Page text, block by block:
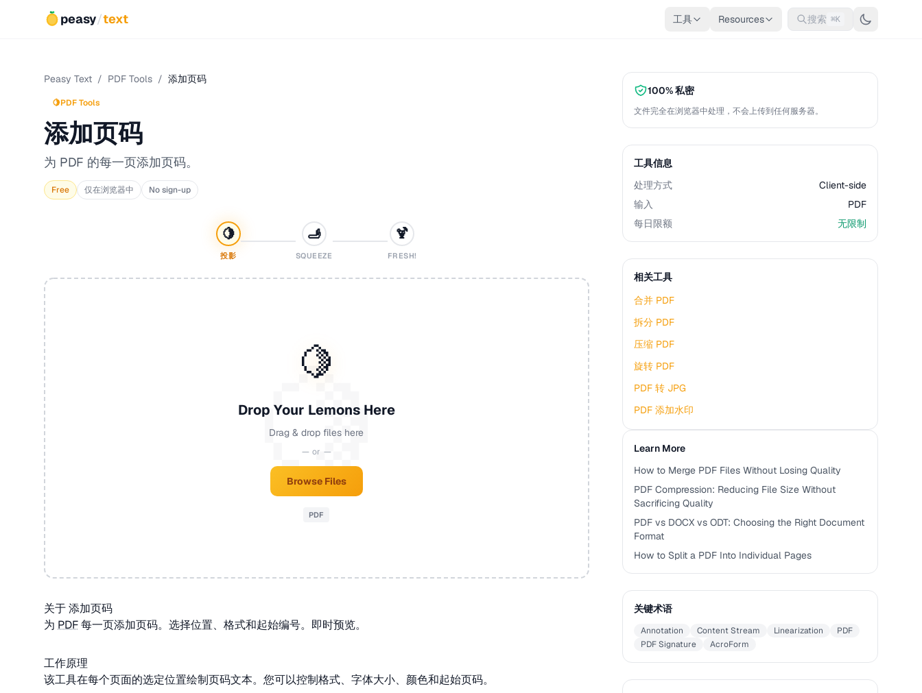
peasy/text 工具 Resources 搜索 ⌘K
Peasy Text / PDF Tools / 添加页码
🍋PDF Tools
添加页码
为 PDF 的每一页添加页码。
Free 仅在浏览器中 No sign-up
🍋
投影
🫸
SQUEEZE
🍹
FRESH!
🍋
Drop Your Lemons Here
Drag & drop files here
— or —
Browse Files
PDF
关于 添加页码
为 PDF每一页添加页码。选择位置、格式和起始编号。即时预览。
工作原理
该工具在每个页面的选定位置绘制页码文本。您可以控制格式、字体大小、颜色和起始页码。
100% 私密
文件完全在浏览器中处理，不会上传到任何服务器。
工具信息
处理方式
Client-side
输入
PDF
每日限额
无限制
相关工具
合并 PDF
拆分 PDF
压缩 PDF
旋转 PDF
PDF 转 JPG
PDF 添加水印
Learn More
How to Merge PDF Files Without Losing Quality
PDF Compression: Reducing File Size Without
Sacrificing Quality
PDF vs DOCX vs ODT: Choosing the Right Document
Format
How to Split a PDF Into Individual Pages
关键术语
Annotation Content Stream Linearization
PDF
PDF Signature
AcroForm